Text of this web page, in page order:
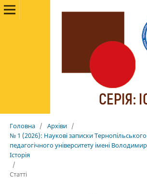
Головна / Архіви /
№ 1 (2026): Наукові записки
педагогічного університету імені
Історія
/
Статті